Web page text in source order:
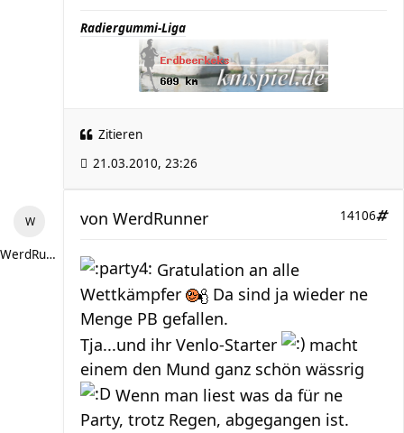
Radiergummi-Liga
Zitieren
21.03.2010, 23:26
WerdRunner
14106
von WerdRunner
Gratulation an alle
Wettkämpfer
Da sind ja wieder ne
Menge PB gefallen.
Tja...und ihr Venlo-Starter
macht
einem den Mund ganz schön wässrig
Wenn man liest was da für ne
Party, trotz Regen, abgegangen ist.